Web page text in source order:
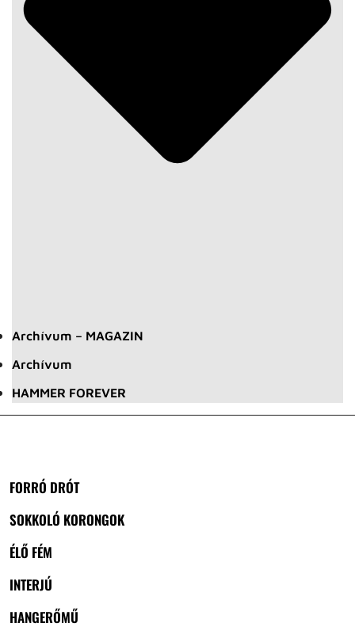
Archívum – MAGAZIN
Archívum
HAMMER FOREVER
FORRÓ DRÓT
SOKKOLÓ KORONGOK
ÉLŐ FÉM
INTERJÚ
HANGERŐMŰ